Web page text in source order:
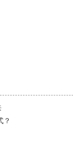
？